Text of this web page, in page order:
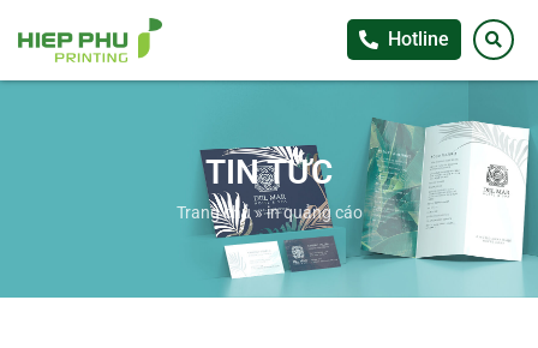
Hotline
TIN TỨC
Trang chủ»in quảng cáo